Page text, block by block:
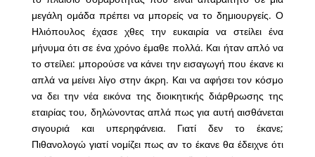
μεγάλη ομάδα πρέπει να μπορείς να το δημιουργείς. Ο
Ηλιόπουλος έχασε χθες την ευκαιρία να στείλει ένα
μήνυμα ότι σε ένα χρόνο έμαθε πολλά. Και ήταν απλό να
το στείλει: μπορούσε να κάνει την εισαγωγή που έκανε κι
απλά να μείνει λίγο στην άκρη. Και να αφήσει τον κόσμο
να δει την νέα εικόνα της διοικητικής διάρθρωσης της
εταιρίας του, δηλώνοντας απλά πως για αυτή αισθάνεται
σιγουριά και υπερηφάνεια. Γιατί δεν το έκανε;
Πιθανολογώ γιατί νομίζει πως αν το έκανε θα έδειχνε ότι